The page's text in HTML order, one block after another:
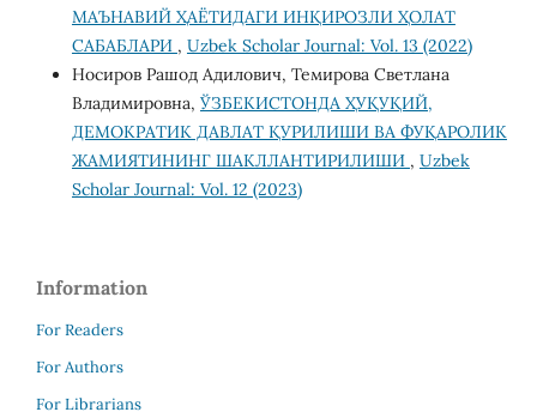
МАЪНАВИЙ ҲАЁТИДАГИ ИНҚИРОЗЛИ ҲОЛАТ
САБАБЛАРИ , Uzbek Scholar Journal: Vol. 13 (2022)
Носиров Рашод Адилович, Темирова Светлана
Владимировна, ЎЗБЕКИСТОНДА ҲУҚУҚИЙ,
ДЕМОКРАТИК ДАВЛАТ ҚУРИЛИШИ ВА ФУҚАРОЛИК
ЖАМИЯТИНИНГ ШАКЛЛАНТИРИЛИШИ , Uzbek
Scholar Journal: Vol. 12 (2023)
Information
For Readers
For Authors
For Librarians